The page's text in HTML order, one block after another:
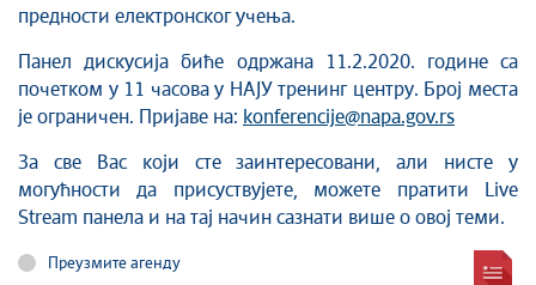
предности електронског учења.
Панел дискусија биће одржана 11.2.2020. године са
почетком у 11 часова у НАЈУ тренинг центру. Број места
је ограничен. Пријаве на: konferencije@napa.gov.rs
За све Вас који сте заинтересовани, али нисте у
могућности да присуствујете, можете пратити Live
Stream панела и на тај начин сазнати више о овој теми.
Преузмите агенду